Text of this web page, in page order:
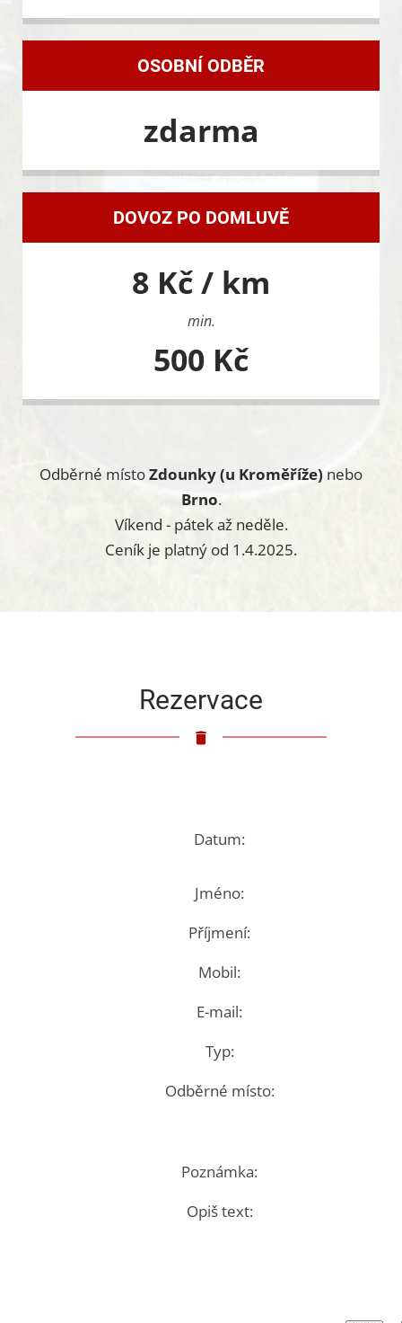
OSOBNÍ ODBĚR
zdarma
DOVOZ PO DOMLUVĚ
8 Kč / km
min.
500 Kč
Odběrné místoZdounky (u Kroměříže) nebo
Brno.
Víkend - pátek až neděle.
Ceník je platný od 1.4.2025.
Rezervace
Datum:
Jméno:
Příjmení:
Mobil:
E-mail:
Typ:
Odběrné místo:
Poznámka:
Opiš text: